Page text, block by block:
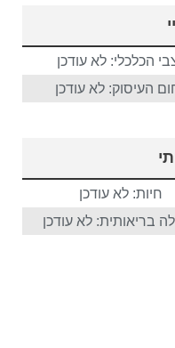
הכלכלי: לא עודכן
העיסוק: לא עודכן
חיות: לא עודכן
בריאותית: לא עודכן